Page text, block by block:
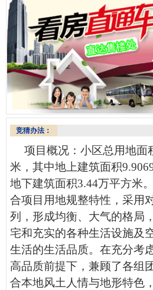
竞猜办法：
项目概况：小区总用地面
米，其中地上建筑面积
地下建筑面积3.44万平方米
合项目用地规整特性，采用
列，形成均衡、大气的格局
宅和充实的各种生活设施及
生活的生活品质。在充分考
高品质前提下，兼顾了各组
合本地风土人情与地形特色